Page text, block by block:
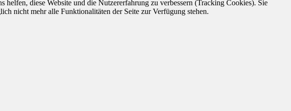
diese Website und die Nutzererfahrung zu verbessern (Tracking Cookies). Sie
nicht mehr alle Funktionalitäten der Seite zur Verfügung stehen.